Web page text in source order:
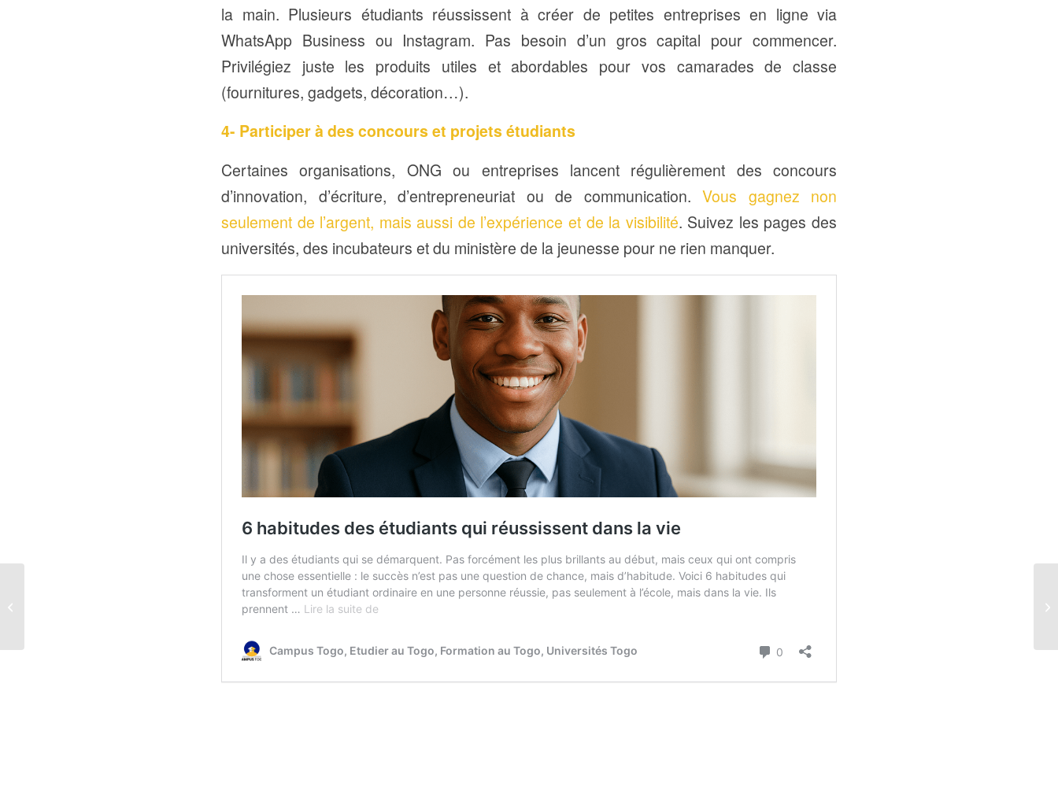
la main. Plusieurs étudiants réussissent à créer de petites entreprises en ligne via
WhatsApp Business ou Instagram. Pas besoin d’un gros capital pour commencer.
Privilégiez juste les produits utiles et abordables pour vos camarades de classe
(fournitures, gadgets, décoration…).
4- Participer à des concours et projets étudiants
Certaines organisations, ONG ou entreprises lancent régulièrement des concours
d’innovation, d’écriture, d’entrepreneuriat ou de communication. Vous gagnez non
seulement de l’argent, mais aussi de l’expérience et de la visibilité. Suivez les pages des
universités, des incubateurs et du ministère de la jeunesse pour ne rien manquer.